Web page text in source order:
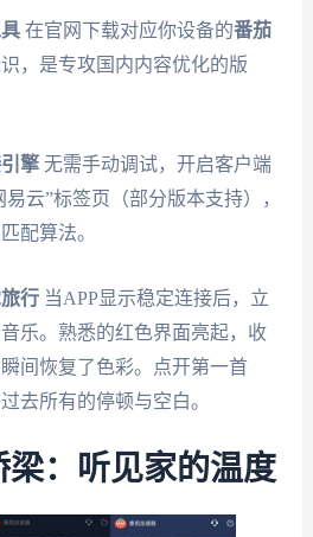
在官网下载对应你设备的番茄
，是专攻国内内容优化的版
擎无需手动调试，开启客户端
云”标签页（部分版本支持），
配算法。
行当APP显示稳定连接后，立
乐。熟悉的红色界面亮起，收
间恢复了色彩。点开第一首
去所有的停顿与空白。
梁：听见家的温度